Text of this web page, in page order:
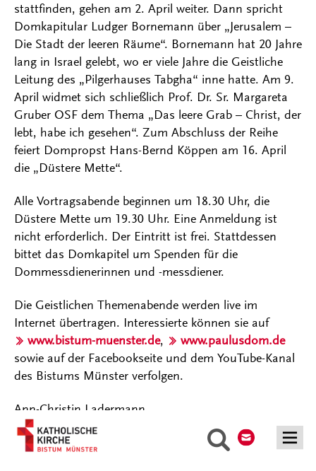
Suche
stattfinden, gehen am 2. April weiter. Dann spricht
Domkapitular Ludger Bornemann über „Jerusalem –
Die Stadt der leeren Räume“. Bornemann hat 20 Jahre
lang in Israel gelebt, wo er viele Jahre die Geistliche
Leitung des „Pilgerhauses Tabgha“ inne hatte. Am 9.
April widmet sich schließlich Prof. Dr. Sr. Margareta
Gruber OSF dem Thema „Das leere Grab – Christ, der
lebt, habe ich gesehen“. Zum Abschluss der Reihe
feiert Dompropst Hans-Bernd Köppen am 16. April
die „Düstere Mette“.
Alle Vortragsabende beginnen um 18.30 Uhr, die
Düstere Mette um 19.30 Uhr. Eine Anmeldung ist
nicht erforderlich. Der Eintritt ist frei. Stattdessen
bittet das Domkapitel um Spenden für die
Dommessdienerinnen und -messdiener.
Die Geistlichen Themenabende werden live im
Internet übertragen. Interessierte können sie auf
www.bistum-muenster.de,
www.paulusdom.de
sowie auf der Facebookseite und dem YouTube-Kanal
des Bistums Münster verfolgen.
Ann-Christin Ladermann